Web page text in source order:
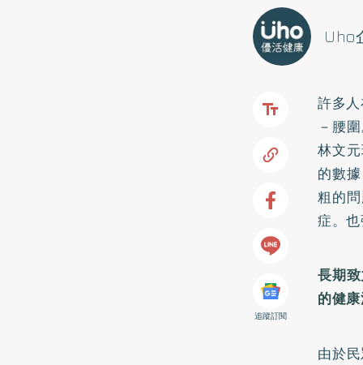
Uho
追蹤訂閱
許多
－腰
林文
的數
粗的
症。
長期
的健
由於